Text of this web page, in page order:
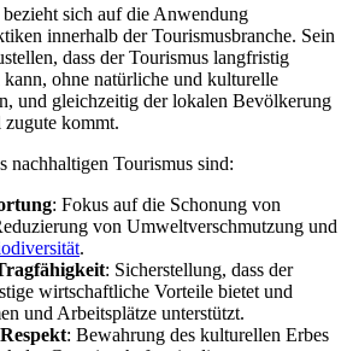
sich auf die Anwendung
innerhalb der Tourismusbranche. Sein
dass der Tourismus langfristig
ohne natürliche und kulturelle
und gleichzeitig der lokalen Bevölkerung
kommt.
nachhaltigen Tourismus sind:
: Fokus auf die Schonung von
von Umweltverschmutzung und
.
: Sicherstellung, dass der
wirtschaftliche Vorteile bietet und
und Arbeitsplätze unterstützt.
: Bewahrung des kulturellen Erbes